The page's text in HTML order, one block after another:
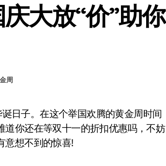
达！ 大放“价”助你
周
道你还在等双十一的折扣优惠吗，不妨
意想不到的惊喜!